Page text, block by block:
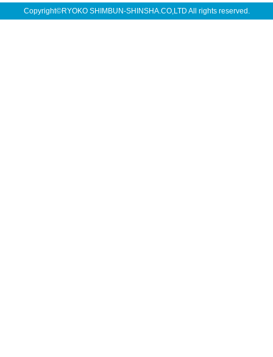
Copyright©RYOKO SHIMBUN-SHINSHA.CO,LTD All rights reserved.